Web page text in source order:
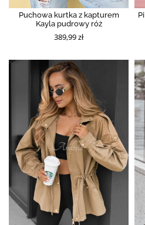
Puchowa kurtka z kapturem
Kayla pudrowy róż
389,99 zł